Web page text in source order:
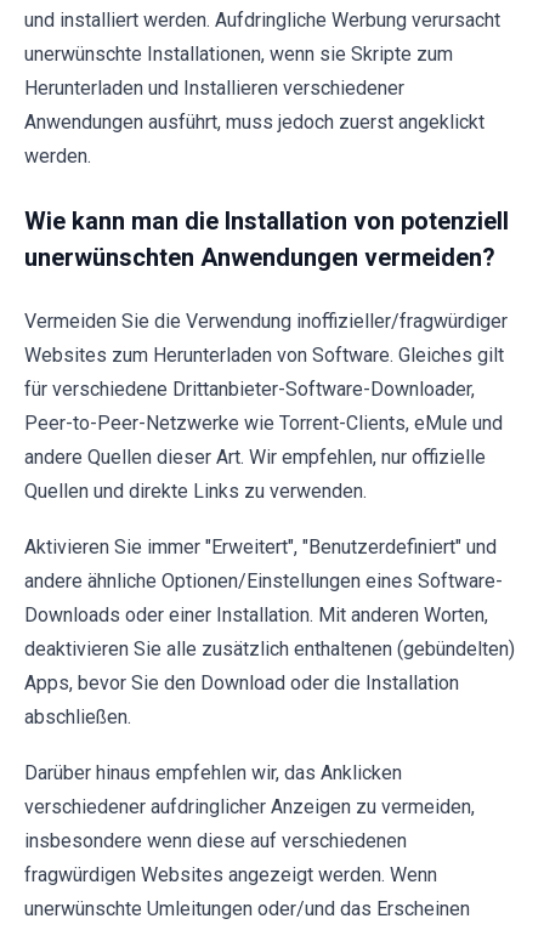
und installiert werden. Aufdringliche Werbung verursacht
unerwünschte Installationen, wenn sie Skripte zum
Herunterladen und Installieren verschiedener
Anwendungen ausführt, muss jedoch zuerst angeklickt
werden.
Wie kann man die Installation von potenziell
unerwünschten Anwendungen vermeiden?
Vermeiden Sie die Verwendung inoffizieller/fragwürdiger
Websites zum Herunterladen von Software. Gleiches gilt
für verschiedene Drittanbieter-Software-Downloader,
Peer-to-Peer-Netzwerke wie Torrent-Clients, eMule und
andere Quellen dieser Art. Wir empfehlen, nur offizielle
Quellen und direkte Links zu verwenden.
Aktivieren Sie immer "Erweitert", "Benutzerdefiniert" und
andere ähnliche Optionen/Einstellungen eines Software-
Downloads oder einer Installation. Mit anderen Worten,
deaktivieren Sie alle zusätzlich enthaltenen (gebündelten)
Apps, bevor Sie den Download oder die Installation
abschließen.
Darüber hinaus empfehlen wir, das Anklicken
verschiedener aufdringlicher Anzeigen zu vermeiden,
insbesondere wenn diese auf verschiedenen
fragwürdigen Websites angezeigt werden. Wenn
unerwünschte Umleitungen oder/und das Erscheinen